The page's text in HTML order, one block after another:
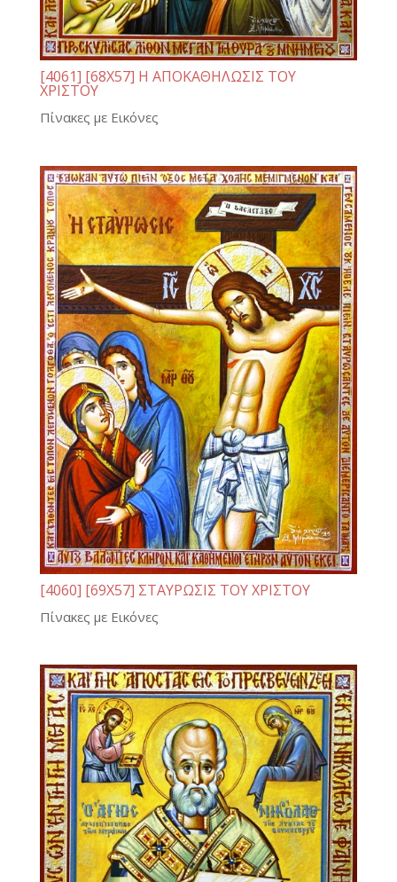
[4061] [68Χ57] Η ΑΠΟΚΑΘΗΛΩΣΙΣ ΤΟΥ
ΧΡΙΣΤΟΥ
Πίνακες με Εικόνες
[4060] [69Χ57] ΣΤΑΥΡΩΣΙΣ ΤΟΥ ΧΡΙΣΤΟΥ
Πίνακες με Εικόνες